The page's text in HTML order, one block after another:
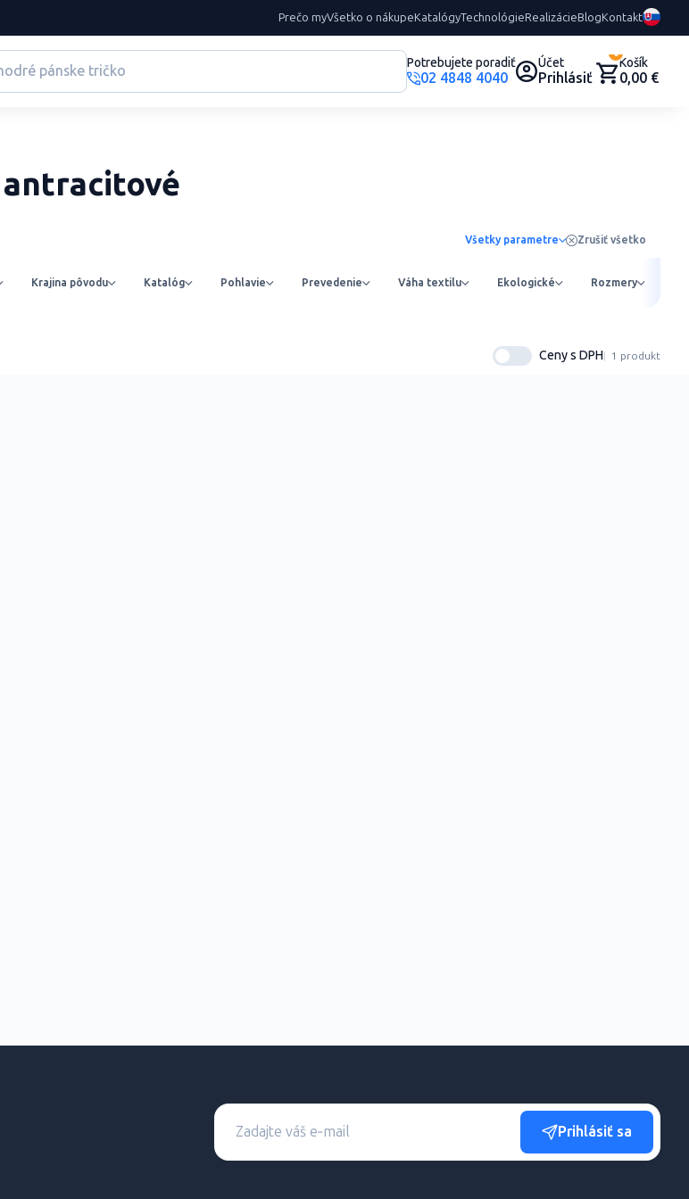
Prečo myVšetko o nákupeKatalógyTechnológieRealizácieBlogKontakt
Potrebujete poradiť
02 4848 4040
Účet
Prihlásiť
0
Košík
0,00 €
Všetky parametre Zrušiť všetko
Krajina pôvodu Katalóg Pohlavie Prevedenie Váha textilu Ekologické Rozmery
Ceny s DPH 1 produkt
Prihlásiť sa